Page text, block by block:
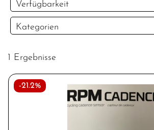
PREISFILTER ANWENDEN
Verfügbarkeit
Kategorien
1 Ergebnisse
-21.2%